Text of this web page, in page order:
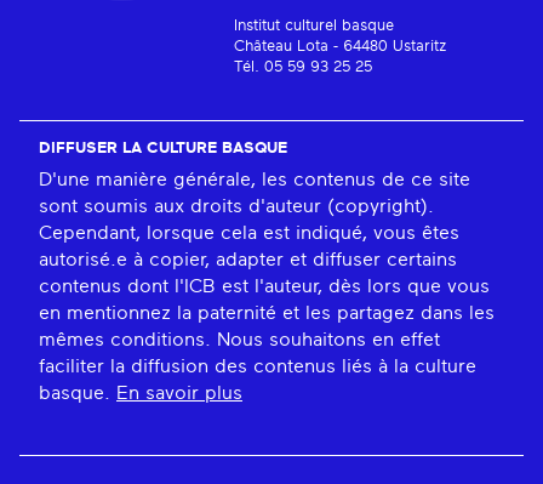
Institut culturel basque
Château Lota - 64480 Ustaritz
Tél. 05 59 93 25 25
DIFFUSER LA CULTURE BASQUE
D'une manière générale, les contenus de ce site
sont soumis aux droits d'auteur (copyright).
Cependant, lorsque cela est indiqué, vous êtes
autorisé.e à copier, adapter et diffuser certains
contenus dont l'ICB est l'auteur, dès lors que vous
en mentionnez la paternité et les partagez dans les
mêmes conditions. Nous souhaitons en effet
faciliter la diffusion des contenus liés à la culture
basque.
En savoir plus